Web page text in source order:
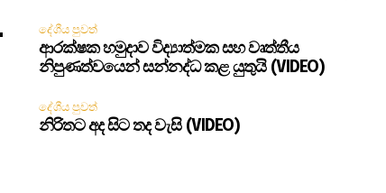
දේශීය පුවත්
ආරක්ෂක හමුදාව විද්‍යාත්මක සහ වෘත්තීය
නිපුණත්වයෙන් සන්නද්ධ කළ යුතුයි (VIDEO)
දේශීය පුවත්
නිරිතට අද සිට තද වැසි (VIDEO)